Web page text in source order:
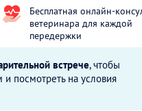
Бесплатная онлайн-
ветеринара для каждой
передержки
встрече, чтобы
и посмотреть на условия